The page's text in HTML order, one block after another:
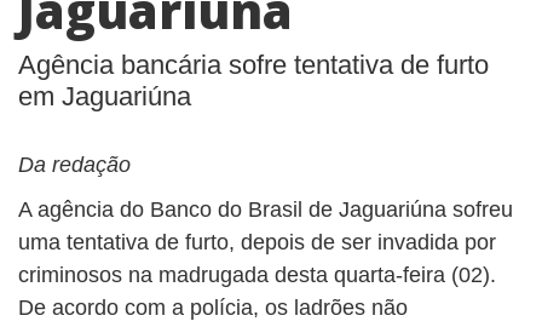
Agência bancária sofre tentativa de furto
em Jaguariúna
Da redação
A agência do Banco do Brasil de Jaguariúna sofreu
uma tentativa de furto, depois de ser invadida por
criminosos na madrugada desta quarta-feira (02).
De acordo com a polícia, os ladrões não